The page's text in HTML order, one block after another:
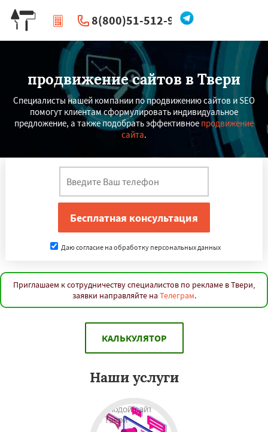
8(800)51-512-96
| Перезвоните мне
продвижение сайтов в Твери
Специалисты нашей компании по продвижению сайтов и SEO
помогут клиентам сформулировать индивидуальное
предложение, а также подобрать эффективное продвижение
сайта.
Даю согласие на обработку персональных данных
Приглашаем к сотрудничеству специалистов по рекламе в Твери,
заявки направляйте на Телеграм.
КАЛЬКУЛЯТОР
Наши услуги